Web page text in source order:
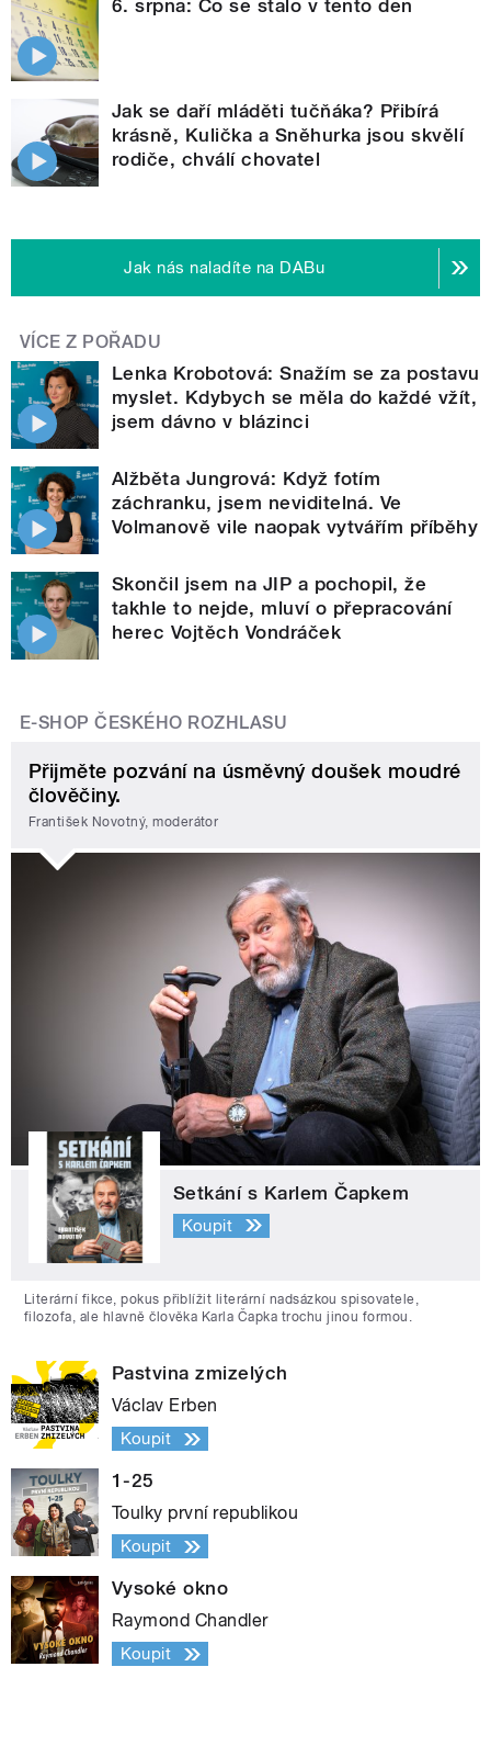
6. srpna: Co se stalo v tento den
Jak se daří mláděti tučňáka? Přibírá
krásně, Kulička a Sněhurka jsou skvělí
rodiče, chválí chovatel
Jak nás naladíte na DABu
VÍCE Z POŘADU
Lenka Krobotová: Snažím se za postavu
myslet. Kdybych se měla do každé vžít,
jsem dávno v blázinci
Alžběta Jungrová: Když fotím
záchranku, jsem neviditelná. Ve
Volmanově vile naopak vytvářím příběhy
Skončil jsem na JIP a pochopil, že
takhle to nejde, mluví o přepracování
herec Vojtěch Vondráček
E-SHOP ČESKÉHO ROZHLASU
Přijměte pozvání na úsměvný doušek moudré
člověčiny.
František Novotný, moderátor
Setkání s Karlem Čapkem
Koupit
Literární fikce, pokus přiblížit literární nadsázkou spisovatele,
filozofa, ale hlavně člověka Karla Čapka trochu jinou formou.
Pastvina zmizelých
Václav Erben
Koupit
1-25
Toulky první republikou
Koupit
Vysoké okno
Raymond Chandler
Koupit